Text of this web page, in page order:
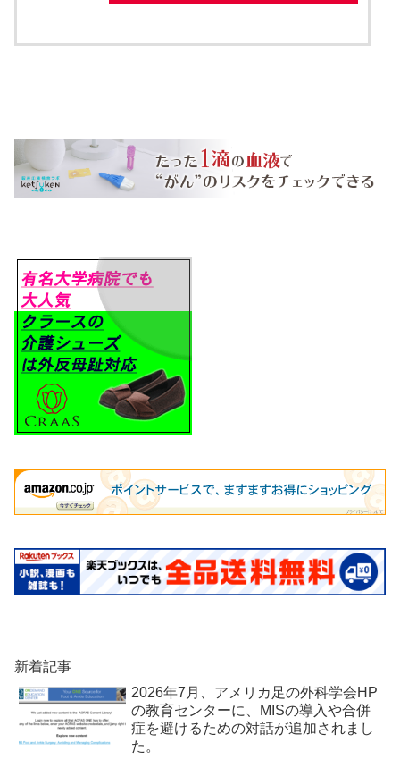
新着記事
2026年7月、アメリカ足の外科学会HP
の教育センターに、MISの導入や合併
症を避けるための対話が追加されまし
た。